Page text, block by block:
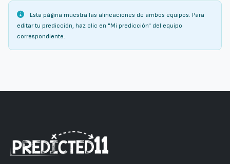
Esta página muestra las alineaciones de ambos equipos. Para
editar tu predicción, haz clic en "Mi predicción" del equipo
correspondiente.